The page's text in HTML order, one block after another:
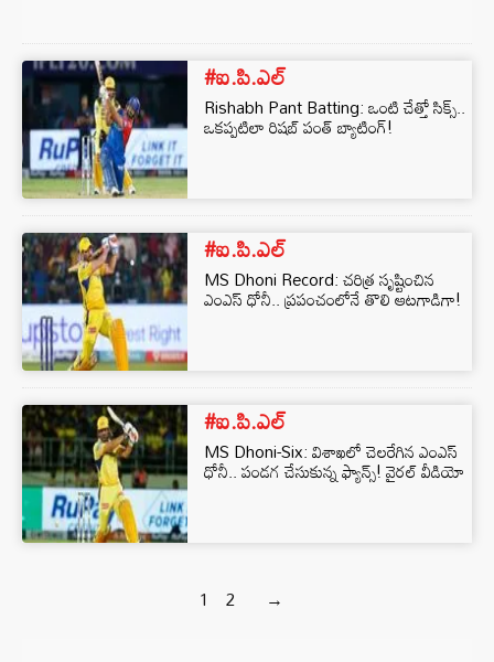
#ఐ.పి.ఎల్
Rishabh Pant Batting: ఒంటి చేత్తో సిక్స్..
ఒకప్పటిలా రిషబ్ పంత్ బ్యాటింగ్!
#ఐ.పి.ఎల్
MS Dhoni Record: చరిత్ర సృష్టించిన
ఎంఎస్ ధోనీ.. ప్రపంచంలోనే తొలి ఆటగాడిగా!
#ఐ.పి.ఎల్
MS Dhoni-Six: విశాఖలో చెలరేగిన ఎంఎస్
ధోనీ.. పండగ చేసుకున్న ఫ్యాన్స్! వైరల్ వీడియో
1 2 →